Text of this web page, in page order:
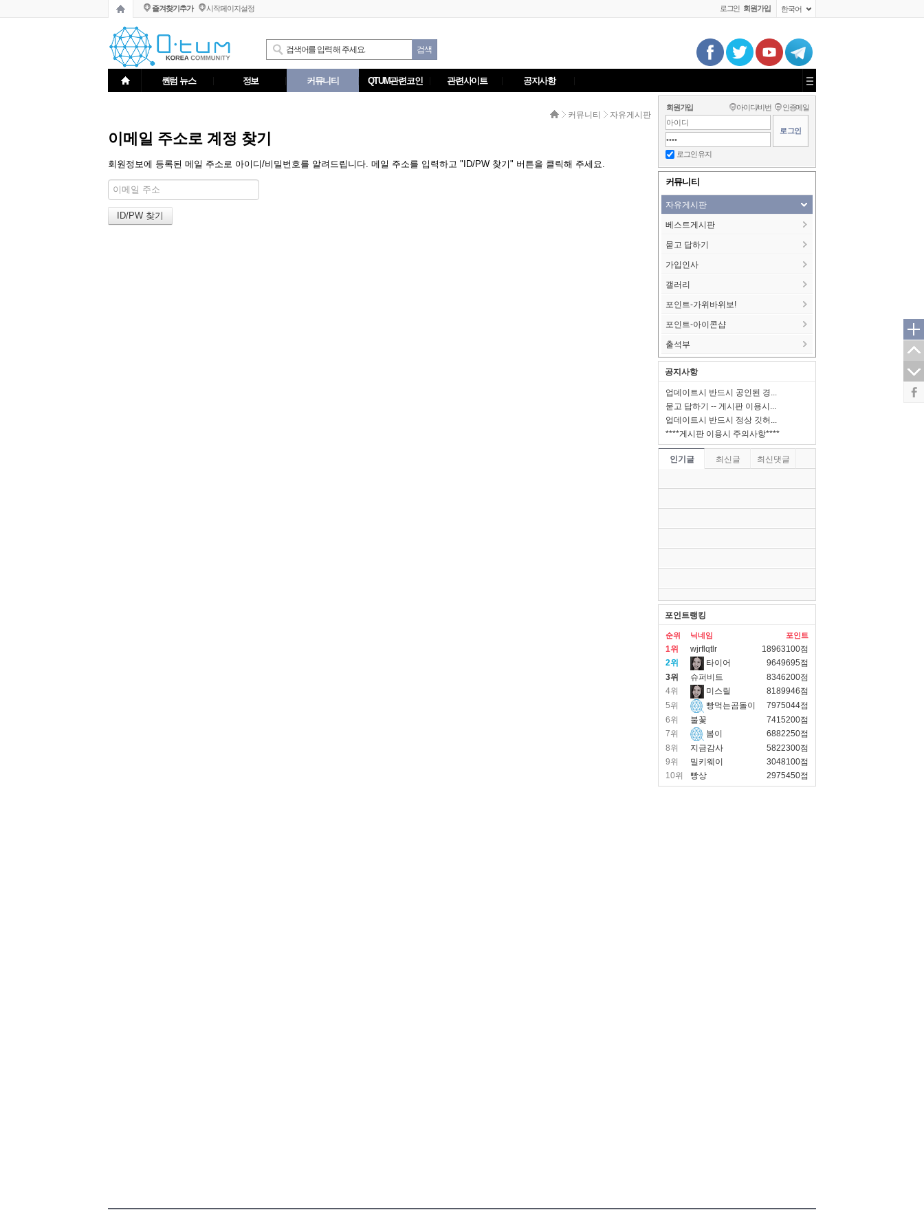
즐겨찾기추가 시작페이지설정 로그인 회원가입 한국어
퀀텀 뉴스 정보 커뮤니티 QTUM관련코인 관련사이트 공지사항
커뮤니티 자유게시판
이메일 주소로 계정 찾기
회원정보에 등록된 메일 주소로 아이디/비밀번호를 알려드립니다. 메일 주소를 입력하고 "ID/PW 찾기" 버튼을 클릭해 주세요.
회원가입 아이디/비번 인증메일
로그인 유지
커뮤니티
자유게시판
베스트게시판
묻고 답하기
가입인사
갤러리
포인트-가위바위보!
포인트-아이콘샵
출석부
공지사항
업데이트시 반드시 공인된 경...
묻고 답하기 -- 게시판 이용시...
업데이트시 반드시 정상 깃허...
****게시판 이용시 주의사항****
인기글 최신글 최신댓글
포인트랭킹
순위 닉네임 포인트
1위 wjrflqtlr
18963100점
2위
타이어
9649695점
3위
슈퍼비트
8346200점
4위
미스릴
8189946점
5위
빵먹는곰돌이
7975044점
6위
불꽃
7415200점
7위
봄이
6882250점
8위
지금감사
5822300점
9위
밀키웨이
3048100점
10위
빵상 2975450점